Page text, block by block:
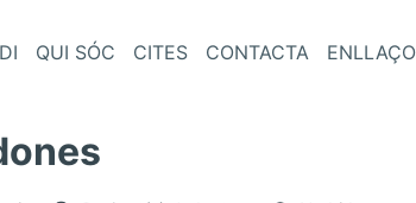
QUI SÓC CITES CONTACTA